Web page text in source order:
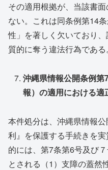
その適用根拠が、当該書
ない。これは同条例第14
性」を著しく欠いており
質的に奪う違法行為である。
沖縄県情報公開条例
報）の適用における適
本件処分は、沖縄県情報
利』を保護する手続きを
的には、第7条第6号及び
とされる（1）支障の蓋然